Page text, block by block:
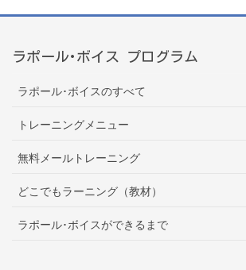
ラポール･ボイス プログラム
ラポール･ボイスのすべて
トレーニングメニュー
無料メールトレーニング
どこでもラーニング（教材）
ラポール･ボイスができるまで